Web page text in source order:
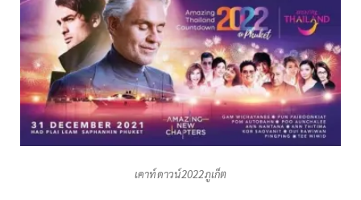
เคาท์ดาวน์2022ภูเก็ต